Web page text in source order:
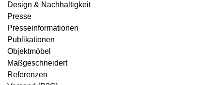
Design & Nachhaltigkeit
Presse
Presseinformationen
Publikationen
Objektmöbel
Maßgeschneidert
Referenzen